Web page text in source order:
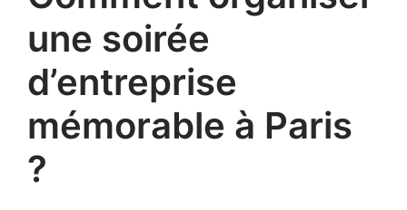
une soirée
d’entreprise
mémorable à Paris
?